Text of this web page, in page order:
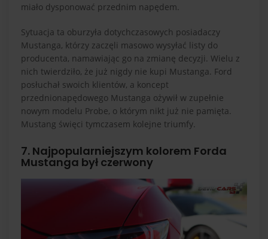
miało dysponować przednim napędem.
Sytuacja ta oburzyła dotychczasowych posiadaczy
Mustanga, którzy zaczęli masowo wysyłać listy do
producenta, namawiając go na zmianę decyzji. Wielu z
nich twierdziło, że już nigdy nie kupi Mustanga. Ford
posłuchał swoich klientów, a koncept
przednionapędowego Mustanga ożywił w zupełnie
nowym modelu Probe, o którym nikt już nie pamięta.
Mustang święci tymczasem kolejne triumfy.
7. Najpopularniejszym kolorem Forda
Mustanga był czerwony